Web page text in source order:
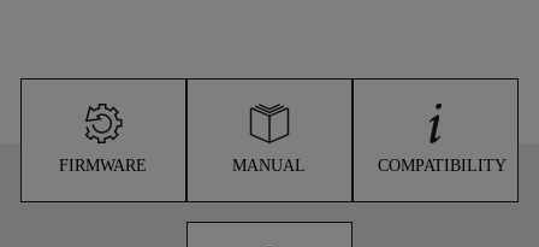
FIRMWARE MANUAL COMPATIBILITY